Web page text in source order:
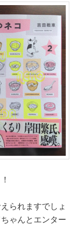
られますでしょ
ゃんとエンター